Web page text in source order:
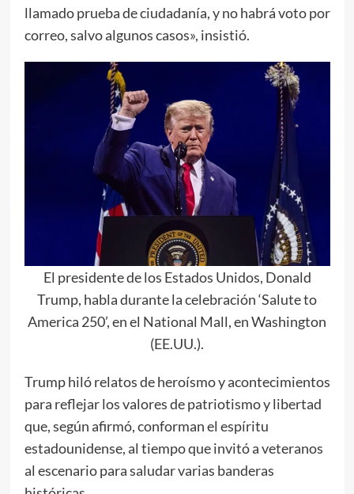
llamado prueba de ciudadanía, y no habrá voto por
correo, salvo algunos casos», insistió.
El presidente de los Estados Unidos, Donald
Trump, habla durante la celebración ‘Salute to
America 250’, en el National Mall, en Washington
(EE.UU.).
Trump hiló relatos de heroísmo y acontecimientos
para reflejar los valores de patriotismo y libertad
que, según afirmó, conforman el espíritu
estadounidense, al tiempo que invitó a veteranos
al escenario para saludar varias banderas